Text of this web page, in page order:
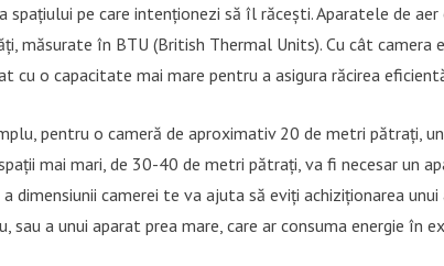
spațiului pe care intenționezi să îl răcești. Aparatele de
măsurate în BTU (British Thermal Units). Cu cât camera
cu o capacitate mai mare pentru a asigura răcirea
pentru o cameră de aproximativ 20 de metri pătrați,
mai mari, de 30-40 de metri pătrați, va fi necesar un
dimensiunii camerei te va ajuta să eviți achiziționarea
sau a unui aparat prea mare, care ar consuma energie în